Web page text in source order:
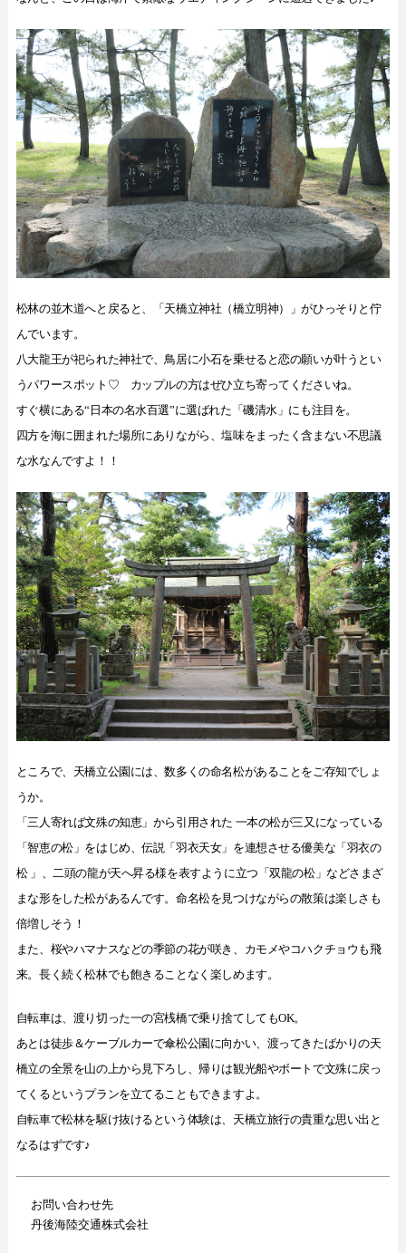
松林の並木道へと戻ると、「天橋立神社（橋立明神）」がひっそりと佇
んでいます。
八大龍王が祀られた神社で、鳥居に小石を乗せると恋の願いが叶うとい
うパワースポット♡ カップルの方はぜひ立ち寄ってくださいね。
すぐ横にある“日本の名水百選”に選ばれた「磯清水」にも注目を。
四方を海に囲まれた場所にありながら、塩味をまったく含まない不思議
な水なんですよ！！
ところで、天橋立公園には、数多くの命名松があることをご存知でしょ
うか。
「三人寄れば文殊の知恵」から引用された 一本の松が三又になっている
「智恵の松」をはじめ、伝説「羽衣天女」を連想させる優美な「羽衣の
松 」、二頭の龍が天へ昇る様を表すように立つ「双龍の松」などさまざ
まな形をした松があるんです。命名松を見つけながらの散策は楽しさも
倍増しそう！
また、桜やハマナスなどの季節の花が咲き、カモメやコハクチョウも飛
来。長く続く松林でも飽きることなく楽しめます。
自転車は、渡り切った一の宮桟橋で乗り捨てしてもOK。
あとは徒歩＆ケーブルカーで傘松公園に向かい、渡ってきたばかりの天
橋立の全景を山の上から見下ろし、帰りは観光船やボートで文殊に戻っ
てくるというプランを立てることもできますよ。
自転車で松林を駆け抜けるという体験は、天橋立旅行の貴重な思い出と
なるはずです♪
お問い合わせ先
丹後海陸交通株式会社